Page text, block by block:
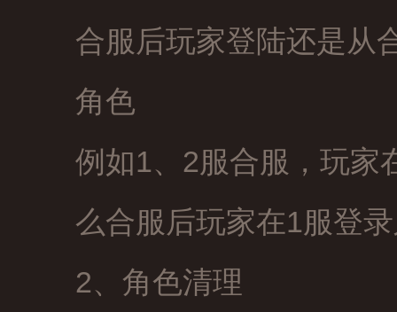
合服后玩家登陆还是从
角色
例如1、2服合服，玩家
么合服后玩家在1服登
2、角色清理